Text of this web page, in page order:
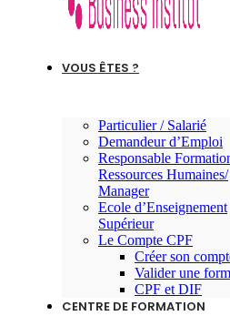
VOUS ÊTES ?
Particulier / Salarié
Demandeur d’Emploi
Responsable
Ressources Humaines/
Manager
Ecole d’Enseignement
Supérieur
Le Compte CPF
Créer son
Valider une
CPF et DIF
CENTRE DE FORMATION